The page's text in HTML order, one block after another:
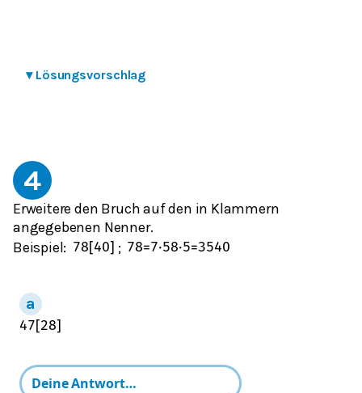
▾ Lösungsvorschlag
4
Erweitere den Bruch auf den in Klammern
angegebenen Nenner.
Beispiel: 78[40] ; 78=7⋅58⋅5=3540
47 28